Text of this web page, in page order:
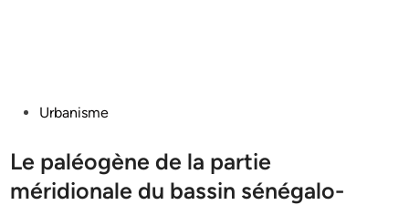
PostedUrbanisme
Le paléogène de la partie
méridionale du bassin sénégalo-